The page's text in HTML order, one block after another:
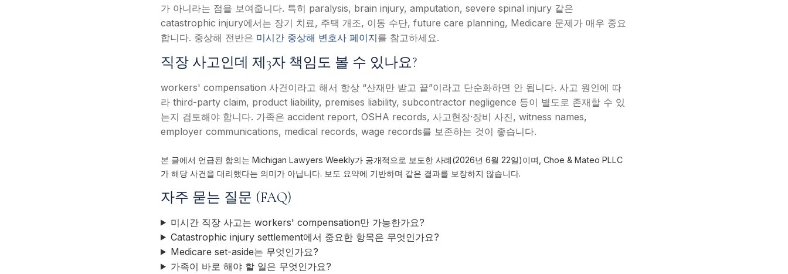
가 아니라는 점을 보여줍니다. 특히 paralysis, brain injury, amputation, severe spinal injury 같은
catastrophic injury에서는 장기 치료, 주택 개조, 이동 수단, future care planning, Medicare 문제가 매우 중요
합니다. 중상해 전반은 미시간 중상해 변호사 페이지를 참고하세요.
직장 사고인데 제3자 책임도 볼 수 있나요?
workers' compensation 사건이라고 해서 항상 “산재만 받고 끝”이라고 단순화하면 안 됩니다. 사고 원인에 따
라 third-party claim, product liability, premises liability, subcontractor negligence 등이 별도로 존재할 수 있
는지 검토해야 합니다. 가족은 accident report, OSHA records, 사고현장·장비 사진, witness names,
employer communications, medical records, wage records를 보존하는 것이 좋습니다.
본 글에서 언급된 합의는 Michigan Lawyers Weekly가 공개적으로 보도한 사례(2026년 6월 22일)이며, Choe & Mateo PLLC
가 해당 사건을 대리했다는 의미가 아닙니다. 보도 요약에 기반하며 같은 결과를 보장하지 않습니다.
자주 묻는 질문 (FAQ)
미시간 직장 사고는 workers' compensation만 가능한가요?
Catastrophic injury settlement에서 중요한 항목은 무엇인가요?
Medicare set-aside는 무엇인가요?
가족이 바로 해야 할 일은 무엇인가요?